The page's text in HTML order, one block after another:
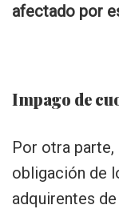
afectado por
Impago de
Por otra parte,
obligación de
adquirentes